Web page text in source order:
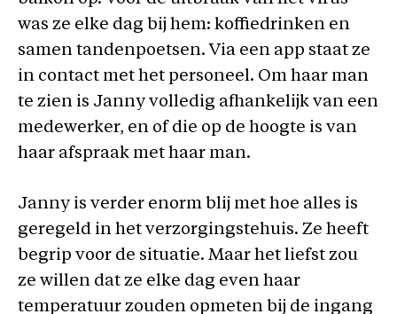
was ze elke dag bij hem: koffiedrinken en
samen tandenpoetsen. Via een app staat ze
in contact met het personeel. Om haar man
te zien is Janny volledig afhankelijk van een
medewerker, en of die op de hoogte is van
haar afspraak met haar man.
Janny is verder enorm blij met hoe alles is
geregeld in het verzorgingstehuis. Ze heeft
begrip voor de situatie. Maar het liefst zou
ze willen dat ze elke dag even haar
temperatuur zouden opmeten bij de ingang